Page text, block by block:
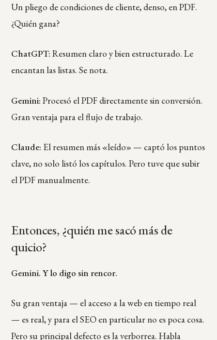
Un pliego de condiciones de cliente, denso, en PDF.
¿Quién gana?
ChatGPT: Resumen claro y bien estructurado. Le
encantan las listas. Se nota.
Gemini: Procesó el PDF directamente sin conversión.
Gran ventaja para el flujo de trabajo.
Claude: El resumen más «leído» — captó los puntos
clave, no solo listó los capítulos. Pero tuve que subir
el PDF manualmente.
Entonces, ¿quién me sacó más de
quicio?
Gemini. Y lo digo sin rencor.
Su gran ventaja — el acceso a la web en tiempo real
— es real, y para el SEO en particular no es poca cosa.
Pero su principal defecto es la verborrea. Habla